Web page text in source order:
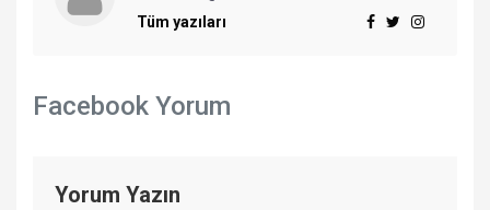
Tüm yazıları
Facebook Yorum
Yorum Yazın